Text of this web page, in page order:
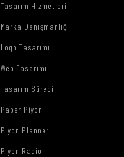
Tasarım Hizmetleri
Marka Danışmanlığı
Logo Tasarımı
Web Tasarımı
Tasarım Süreci
Paper Piyon
Piyon Planner
Piyon Radio